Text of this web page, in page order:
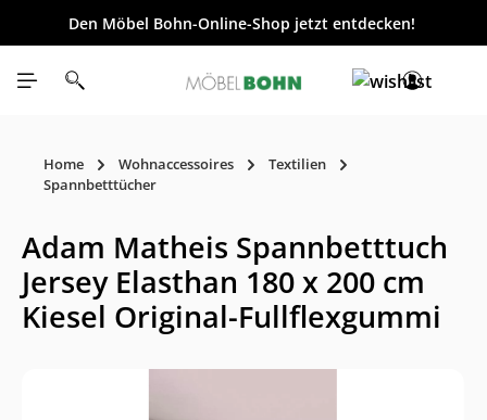
springen
Den Möbel Bohn-Online-Shop jetzt entdecken!
Home Wohnaccessoires
Textilien
Spannbetttücher
Adam Matheis Spannbetttuch
Jersey Elasthan 180 x 200 cm
Kiesel Original-Fullflexgummi